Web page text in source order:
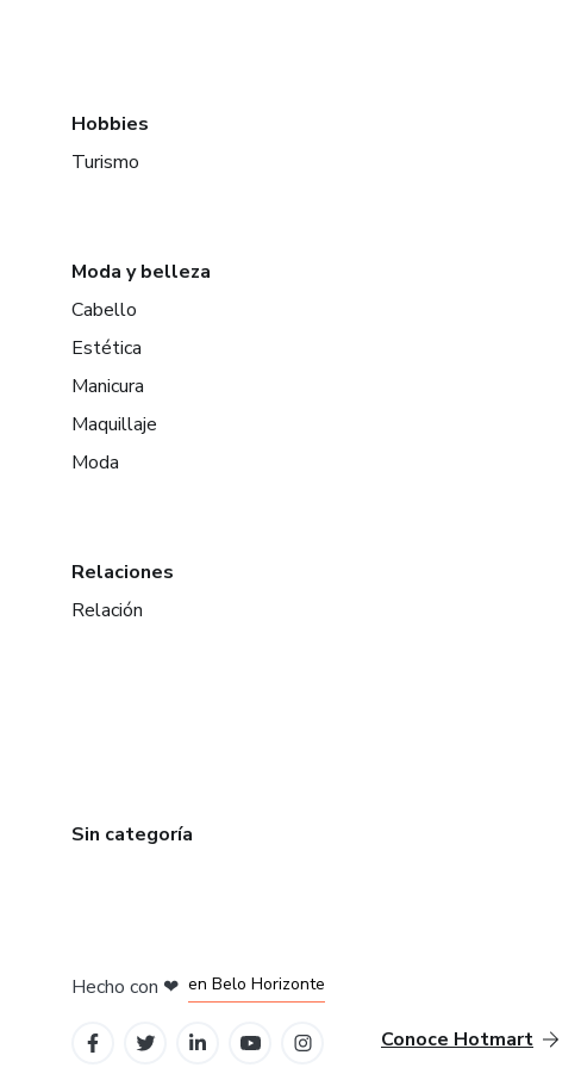
Hobbies
Turismo
Moda y belleza
Cabello
Estética
Manicura
Maquillaje
Moda
Relaciones
Relación
Sin categoría
Hecho con ❤ en Belo Horizonte
Conoce Hotmart